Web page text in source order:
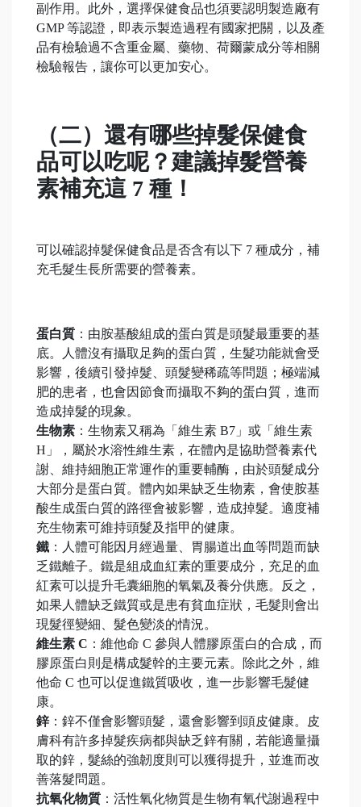
副作用。此外，選擇保健食品也須要認明製造廠有
GMP 等認證，即表示製造過程有國家把關，以及產
品有檢驗過不含重金屬、藥物、荷爾蒙成分等相關
檢驗報告，讓你可以更加安心。
（二）還有哪些掉髮保健食
品可以吃呢？建議掉髮營養
素補充這 7 種！
可以確認掉髮保健食品是否含有以下 7 種成分，補
充毛髮生長所需要的營養素。
蛋白質 ：由胺基酸組成的蛋白質是頭髮最重要的基
底。人體沒有攝取足夠的蛋白質，生髮功能就會受
影響，後續引發掉髮、頭髮變稀疏等問題；極端減
肥的患者，也會因節食而攝取不夠的蛋白質，進而
造成掉髮的現象。
生物素 ：生物素又稱為「維生素 B7」或「維生素
H」，屬於水溶性維生素，在體內是協助營養素代
謝、維持細胞正常運作的重要輔酶，由於頭髮成分
大部分是蛋白質。體內如果缺乏生物素，會使胺基
酸生成蛋白質的路徑會被影響，造成掉髮。適度補
充生物素可維持頭髮及指甲的健康。
鐵 ：人體可能因月經過量、胃腸道出血等問題而缺
乏鐵離子。鐵是組成血紅素的重要成分，充足的血
紅素可以提升毛囊細胞的氧氣及養分供應。反之，
如果人體缺乏鐵質或是患有貧血症狀，毛髮則會出
現髮徑變細、髮色變淡的情況。
維生素 C ：維他命 C 參與人體膠原蛋白的合成，而
膠原蛋白則是構成髮幹的主要元素。除此之外，維
他命 C 也可以促進鐵質吸收，進一步影響毛髮健
康。
鋅：鋅不僅會影響頭髮，還會影響到頭皮健康。皮
膚科有許多掉髮疾病都與缺乏鋅有關，若能適量攝
取的鋅，髮絲的強韌度則可以獲得提升，並進而改
善落髮問題。
抗氧化物質 ：活性氧化物質是生物有氧代謝過程中